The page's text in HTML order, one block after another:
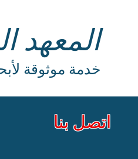
المعهد
خدمة موثوقة
اتصل بنا